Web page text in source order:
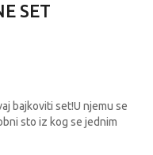
SET
bajkoviti set!U njemu se
sto iz kog se jednim